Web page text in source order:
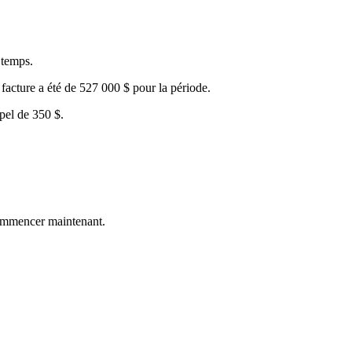
a été de 527 000 $ pour la période.
de 350 $.
maintenant.